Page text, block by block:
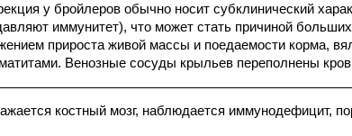
у бройлеров обычно носит субклинический
иммунитет), что может стать причиной
прироста живой массы и поедаемости корма,
Венозные сосуды крыльев переполнены
костный мозг, наблюдается иммунодефицит,